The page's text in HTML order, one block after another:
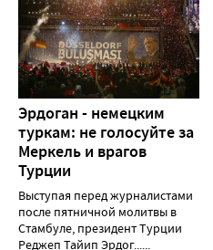
Эрдоган - немецким
туркам: не голосуйте за
Меркель и врагов
Турции
Выступая перед журналистами
после пятничной молитвы в
Стамбуле, президент Турции
Реджеп Тайип Эрдог......